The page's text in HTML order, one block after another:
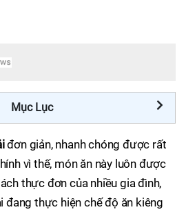
Mục Lục
đơn giản, nhanh chóng được rất
vì thế, món ăn này luôn được
thực đơn của nhiều gia đình,
đang thực hiện chế độ ăn kiêng